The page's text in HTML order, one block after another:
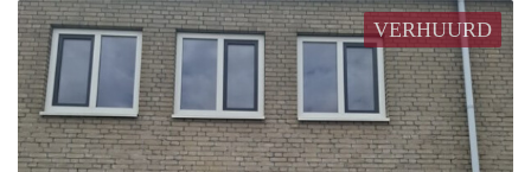
VERHUURD